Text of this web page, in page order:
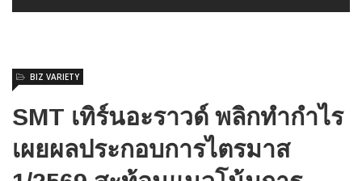
SMT เทิร์นอะราวด์ พลิกทำกำไร
เผยผลประกอบการไตรมาส
BIZ VARIETY